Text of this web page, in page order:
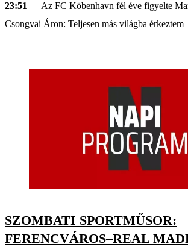
23:51 — Az FC Köbenhavn fél éve figyelte
Csongvai Áron: Teljesen más világba érkeztem
SZOMBATI SPORTMŰSOR:
FERENCVÁROS–REAL